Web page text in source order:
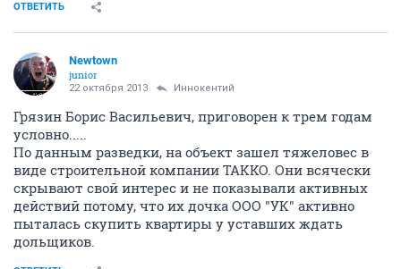
ОТВЕТИТЬ
Newtown
junior
22 октября 2013 Иннокентий
Грязин Борис Васильевич, приговорен к трем годам
условно.....
По данным разведки, на объект зашел тяжеловес в
виде строительной компании TAKKO. Они всячески
скрывают свой интерес и не показывали активных
действий потому, что их дочка ООО "УК" активно
пыталась скупить квартиры у уставших ждать
дольщиков.